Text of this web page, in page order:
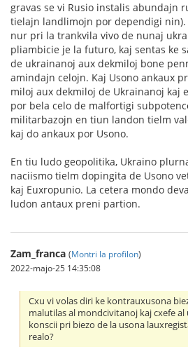
gravas se vi Rusio instalis abundajn
tielajn landlimojn por dependigi nin).
nur pri la trankvila vivo de nunaj
pliambicie je la futuro, kaj sentas ke
de ukrainanoj aux dekmiloj bone
amindajn celojn. Kaj Usono ankaux
miloj aux dekmiloj de Ukrainanoj kaj
por bela celo de malfortigi
militarbazojn en tiun landon tielm
kaj do ankaux por Usono.
En tiu ludo geopolitika, Ukraino
naciismo tielm dopingita de Usono
kaj Euxropunio. La cetera mondo
ludon antaux preni partion.
Zam_franca (Montri la profilon)
2022-majo-25 14:35:08
Cxu vi volas diri ke kontrauxusona
malutilas al mondcivitanoj kaj cxefe
konscii pri biezo de la usona
realo?